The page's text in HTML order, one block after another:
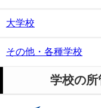
大学校
その他・各種学校
学校の所